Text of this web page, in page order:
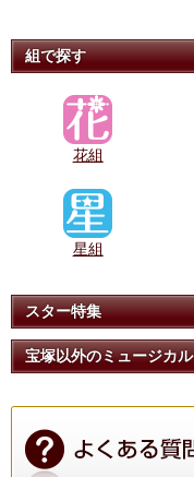
組で探す
花組
星組
スター特集
宝塚以外のミュージカル